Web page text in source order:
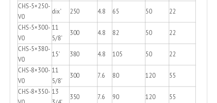
CHS-5×250-
V0
dix' 250 4.8 65 50
22
CHS-5×300-
V0
11
5/8'
300 4.8 82 50
22
CHS-5×380-
V0
15' 380 4.8 105 50
22
CHS-8×300-
V0
11
5/8'
300 7.6 80 120
55
CHS-8×350- 13
350 7.6 90 120
55